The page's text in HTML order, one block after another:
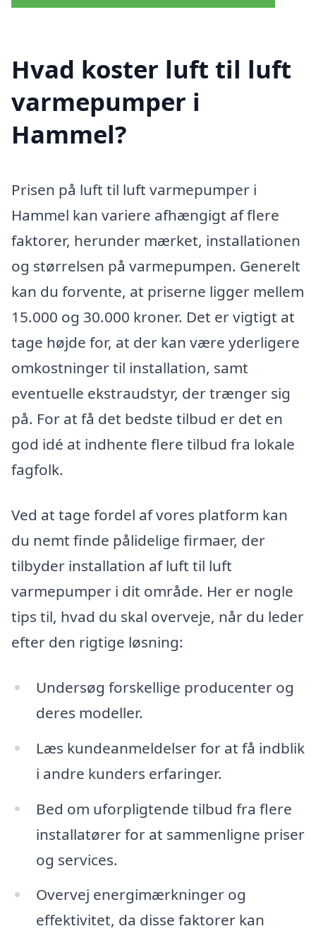
Hvad koster luft til luft
varmepumper i
Hammel?
Prisen på luft til luft varmepumper i
Hammel kan variere afhængigt af flere
faktorer, herunder mærket, installationen
og størrelsen på varmepumpen. Generelt
kan du forvente, at priserne ligger mellem
15.000 og 30.000 kroner. Det er vigtigt at
tage højde for, at der kan være yderligere
omkostninger til installation, samt
eventuelle ekstraudstyr, der trænger sig
på. For at få det bedste tilbud er det en
god idé at indhente flere tilbud fra lokale
fagfolk.
Ved at tage fordel af vores platform kan
du nemt finde pålidelige firmaer, der
tilbyder installation af luft til luft
varmepumper i dit område. Her er nogle
tips til, hvad du skal overveje, når du leder
efter den rigtige løsning:
Undersøg forskellige producenter og
deres modeller.
Læs kundeanmeldelser for at få indblik
i andre kunders erfaringer.
Bed om uforpligtende tilbud fra flere
installatører for at sammenligne priser
og services.
Overvej energimærkninger og
effektivitet, da disse faktorer kan